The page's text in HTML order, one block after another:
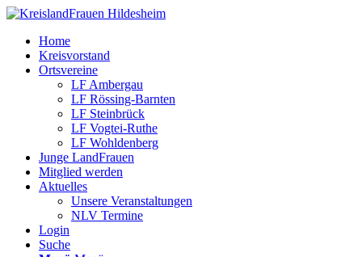
Home
Kreisvorstand
Ortsvereine
LF Ambergau
LF Rössing-Barnten
LF Steinbrück
LF Vogtei-Ruthe
LF Wohldenberg
Junge LandFrauen
Mitglied werden
Aktuelles
Unsere Veranstaltungen
NLV Termine
Login
Suche